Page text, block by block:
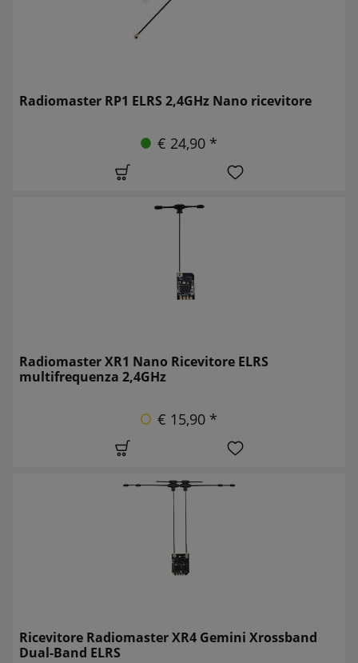
Radiomaster RP1 ELRS 2,4GHz Nano ricevitore
€ 24,90 *
Radiomaster XR1 Nano Ricevitore ELRS
multifrequenza 2,4GHz
€ 15,90 *
Ricevitore Radiomaster XR4 Gemini Xrossband
Dual-Band ELRS